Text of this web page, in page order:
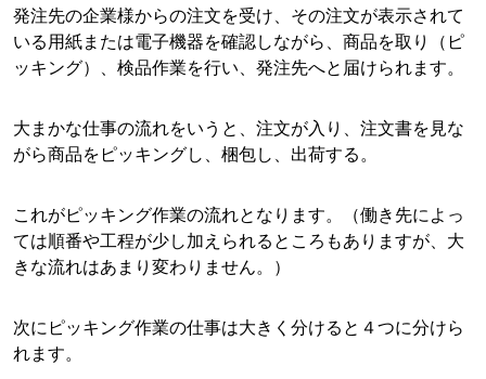
発注先の企業様からの注文を受け、その注文が表示されて
いる用紙または電子機器を確認しながら、商品を取り（ピ
ッキング）、検品作業を行い、発注先へと届けられます。
大まかな仕事の流れをいうと、注文が入り、注文書を見な
がら商品をピッキングし、梱包し、出荷する。
これがピッキング作業の流れとなります。（働き先によっ
ては順番や工程が少し加えられるところもありますが、大
きな流れはあまり変わりません。）
次にピッキング作業の仕事は大きく分けると４つに分けら
れます。